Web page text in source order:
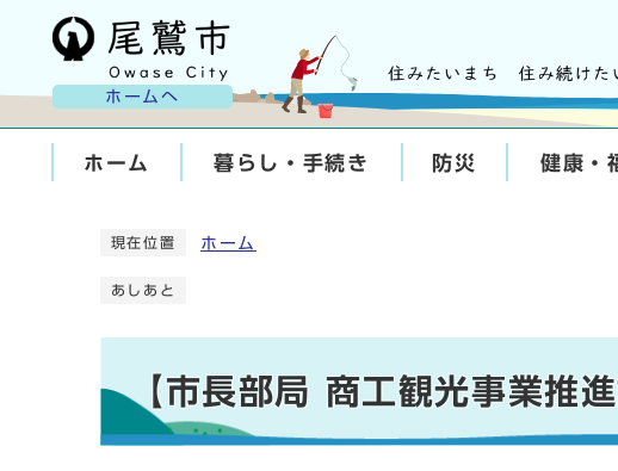
ホームへ
ホーム 暮らし・手続き 防災 健康・
現在位置 ホーム
あしあと
【市長部局 商工観光事業推